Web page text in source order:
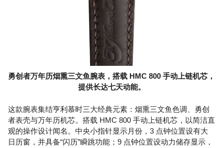
勇创者万年历烟熏三文鱼腕表，搭载 HMC 800 手动上链机芯，
提供长达七天动能。
这款腕表集结亨利慕时三大经典元素：烟熏三文鱼色调、勇创
者表壳与万年历机芯。搭载 HMC 800 手动上链机芯，以简洁直
观的操作设计闻名。中央小指针显示月份，3 点钟位置设有大
日历窗，并具备“闪历”瞬跳功能；9 点钟位置设动力储存显示，